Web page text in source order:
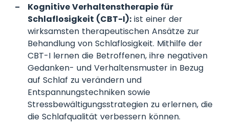
Kognitive Verhaltenstherapie für
Schlaflosigkeit (CBT-I): ist einer der
wirksamsten therapeutischen Ansätze zur
Behandlung von Schlaflosigkeit. Mithilfe der
CBT-I lernen die Betroffenen, ihre negativen
Gedanken- und Verhaltensmuster in Bezug
auf Schlaf zu verändern und
Entspannungstechniken sowie
Stressbewältigungsstrategien zu erlernen, die
die Schlafqualität verbessern können.